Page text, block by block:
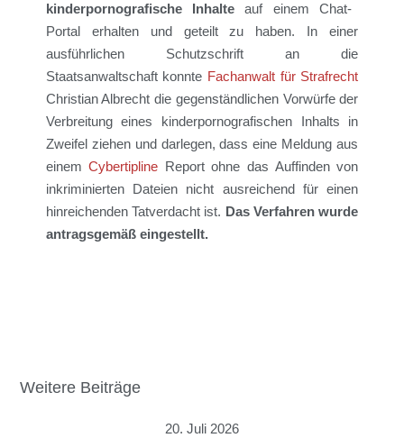
kinderpornografischeInhalte
auf einem Chat-
Portal erhalten und geteilt zu haben.
In einer
ausführlichen Schutzschrift an die
Staatsanwaltschaft konnte Fachanwalt für Strafrecht
Christian Albrechtdie gegenständlichen Vorwürfeder
Verbreitung eines kinderpornografischen Inhalts
in
Zweifel ziehen und darlegen, dass eine Meldung aus
einemCybertipline Report ohne das Auffinden von
inkriminierten Dateien nicht ausreichend für einen
hinreichenden Tatverdacht ist. Das Verfahren wurde
antragsgemäß eingestellt.
Weitere Beiträge
20. Juli 2026